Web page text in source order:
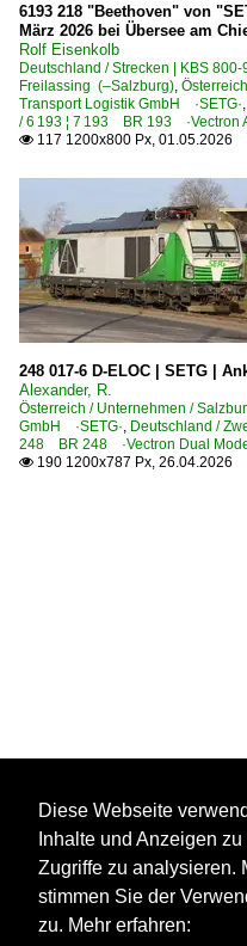
6193 218 "Beethoven" von
März 2026 bei Übersee am
Rolf Eisenkolb
Deutschland / Strecken | KBS
Freilassing (–Salzburg),
Transport Logistik GmbH ·SETG·,
/ 6 193 ¦ 7 193 BR 193
 117 1200x800 Px, 01.05.2026
248 017-6 D-ELOC | SETG |
Alexander, R.
Österreich / Unternehmen /
GmbH ·SETG·, Deutschland /
248 BR 248 ·Vectron Dual
 190 1200x787 Px, 26.04.2026
Diese Webseite
Inhalte und Anzeigen
Zugriffe zu analysieren.
stimmen Sie der
zu. Mehr erfahren: